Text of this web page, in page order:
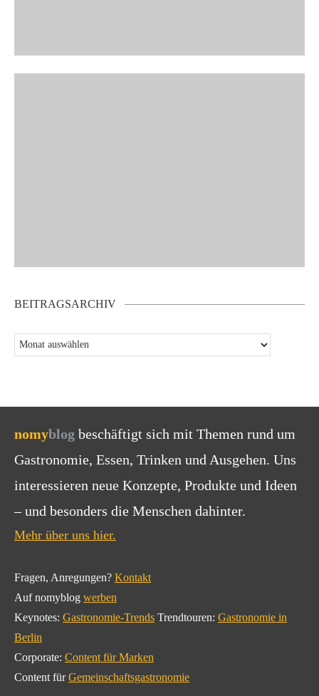
BEITRAGSARCHIV
nomyblog beschäftigt sich mit Themen rund um
Gastronomie, Essen, Trinken und Ausgehen. Uns
interessieren neue Konzepte, Produkte und Ideen
– und besonders die Menschen dahinter.
Mehr über uns hier.
Fragen, Anregungen? Kontakt
Auf nomyblog werben
Keynotes: Gastronomie-Trends Trendtouren: Gastronomie in
Berlin
Corporate: Content für Marken
Content fürGemeinschaftsgastronomie